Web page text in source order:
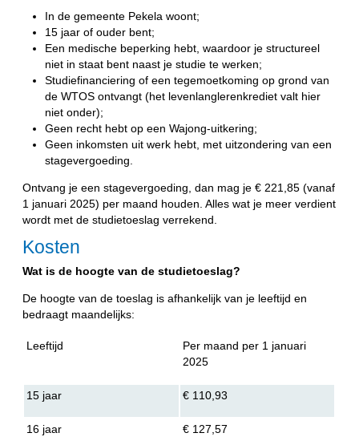
In de gemeente Pekela woont;
15 jaar of ouder bent;
Een medische beperking hebt, waardoor je structureel
niet in staat bent naast je studie te werken;
Studiefinanciering of een tegemoetkoming op grond van
de WTOS ontvangt (het levenlanglerenkrediet valt hier
niet onder);
Geen recht hebt op een Wajong-uitkering;
Geen inkomsten uit werk hebt, met uitzondering van een
stagevergoeding.
Ontvang je een stagevergoeding, dan mag je € 221,85 (vanaf
1 januari 2025) per maand houden. Alles wat je meer verdient
wordt met de studietoeslag verrekend.
Kosten
Wat is de hoogte van de studietoeslag?
De hoogte van de toeslag is afhankelijk van je leeftijd en
bedraagt maandelijks:
Leeftijd
Per maand per 1 januari
2025
15 jaar € 110,93
16 jaar € 127,57